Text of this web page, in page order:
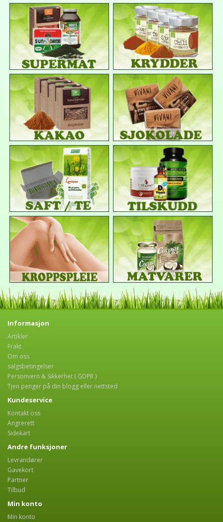
Informasjon
Artikler
Frakt
Om oss
salgsbetingelser
Personvern & Sikkerhet ( GDPR )
Tjen penger på din blogg eller nettsted
Kundeservice
Kontakt oss
Angrerett
Sidekart
Andre funksjoner
Levrandører
Gavekort
Partner
Tilbud
Min konto
Min konto